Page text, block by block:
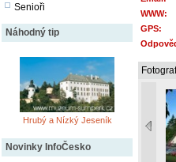
Senioři
Náhodný tip
Hrubý a Nízký Jeseník
Novinky InfoČesko
WWW:
GPS: